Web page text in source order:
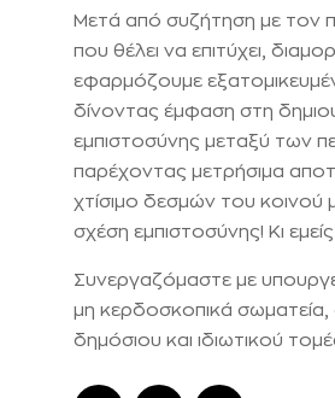
Μετά από συζήτηση με τον
που θέλει να επιτύχει,
εφαρμόζουμε
δίνοντας έμφαση στη
εμπιστοσύνης μεταξύ των
παρέχοντας μετρήσιμα
χτίσιμο δεσμών του κοινού
σχέση εμπιστοσύνης! Κι
Συνεργαζόμαστε με
μη κερδοσκοπικά σωματεία,
δημόσιου και ιδιωτικού